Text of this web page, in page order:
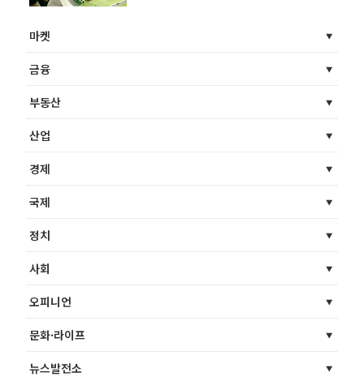
마켓
금융
부동산
산업
경제
국제
정치
사회
오피니언
문화·라이프
뉴스발전소